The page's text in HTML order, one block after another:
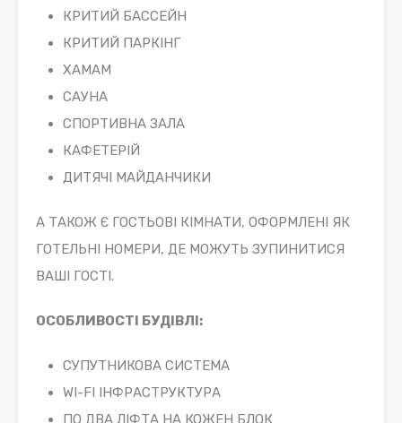
КРИТИЙ БАССЕЙН
КРИТИЙ ПАРКІНГ
ХАМАМ
САУНА
СПОРТИВНА ЗАЛА
КАФЕТЕРІЙ
ДИТЯЧІ МАЙДАНЧИКИ
А ТАКОЖ Є ГОСТЬОВІ КІМНАТИ, ОФОРМЛЕНІ ЯК
ГОТЕЛЬНІ НОМЕРИ, ДЕ МОЖУТЬ ЗУПИНИТИСЯ
ВАШІ ГОСТІ.
ОСОБЛИВОСТІ БУДІВЛІ:
СУПУТНИКОВА СИСТЕМА
WI-FI ІНФРАСТРУКТУРА
ПО ДВА ЛІФТА НА КОЖЕН БЛОК